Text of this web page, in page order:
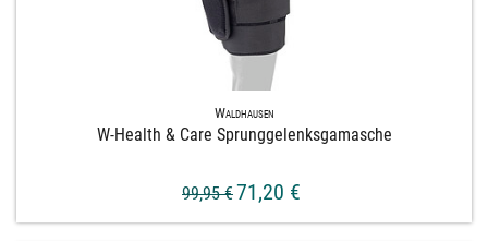
Waldhausen
W-​Health & Care Sprunggelenksgamasche
99,95 €71,20 €